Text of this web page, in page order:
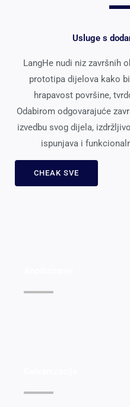
Usluge s
LangHe nudi niz završnih
prototipa dijelova kako
hrapavost površine,
Odabirom odgovarajuće
izvedbu svog dijela,
ispunjava i
CHEAK SVE